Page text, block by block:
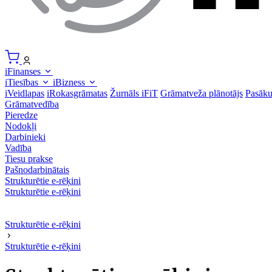
iFinanses
iTiesības
iBizness
iVeidlapas iRokasgrāmatas Žurnāls iFiT Grāmatveža plānotājs
Grāmatvedība
Pieredze
Nodokļi
Darbinieki
Vadība
Tiesu prakse
Pašnodarbinātais
Strukturētie e-rēķini
Strukturētie e-rēķini
Strukturētie e-rēķini
Strukturētie e-rēķini